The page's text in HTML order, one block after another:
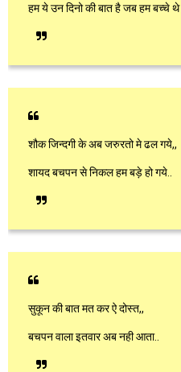
हम ये उन दिनो की बात है जब हम बच्चे थे ..
शौक जिन्दगी के अब जरुरतो मे ढल गये,,
शायद बचपन से निकल हम बड़े हो गये..
सुकून की बात मत कर ऐ दोस्त,,
बचपन वाला इतवार अब नही आता..